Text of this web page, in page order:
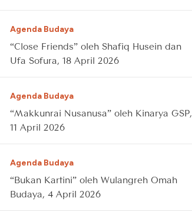
Agenda Budaya
“Close Friends” oleh Shafiq Husein dan
Ufa Sofura, 18 April 2026
Agenda Budaya
“Makkunrai Nusanusa” oleh Kinarya GSP,
11 April 2026
Agenda Budaya
“Bukan Kartini” oleh Wulangreh Omah
Budaya, 4 April 2026